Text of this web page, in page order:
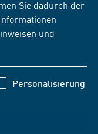
Sie dadurch der
und
Personalisierung